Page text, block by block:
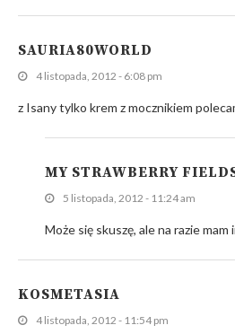
SAURIA80WORLD
4 listopada, 2012 - 6:08 pm
z Isany tylko krem z mocznikiem
MY STRAWBERRY
5 listopada, 2012 - 11:24 am
Może się skuszę, ale na razie mam
KOSMETASIA
4 listopada, 2012 - 11:54 pm